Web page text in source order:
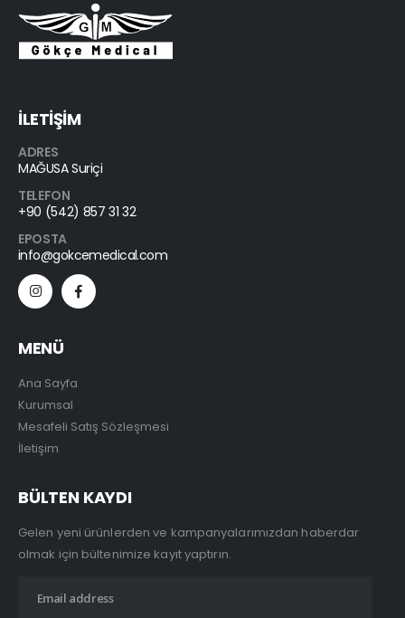
İLETİŞİM
ADRES
MAĞUSA Suriçi
TELEFON
+90 (542) 857 31 32
EPOSTA
info@gokcemedical.com
MENÜ
Ana Sayfa
Kurumsal
Mesafeli Satış Sözleşmesi
İletişim
BÜLTEN KAYDI
Gelen yeni ürünlerden ve kampanyalarımızdan haberdar
olmak için bültenimize kayıt yaptırın.